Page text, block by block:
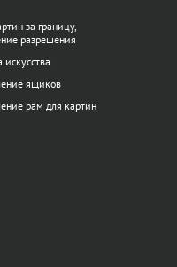
рабочего
были всегда под
менять высоту стола и
и способствует
красок и растворителей.
красок и других
за границу,
разрешения
искусства
ящиков
рам для картин